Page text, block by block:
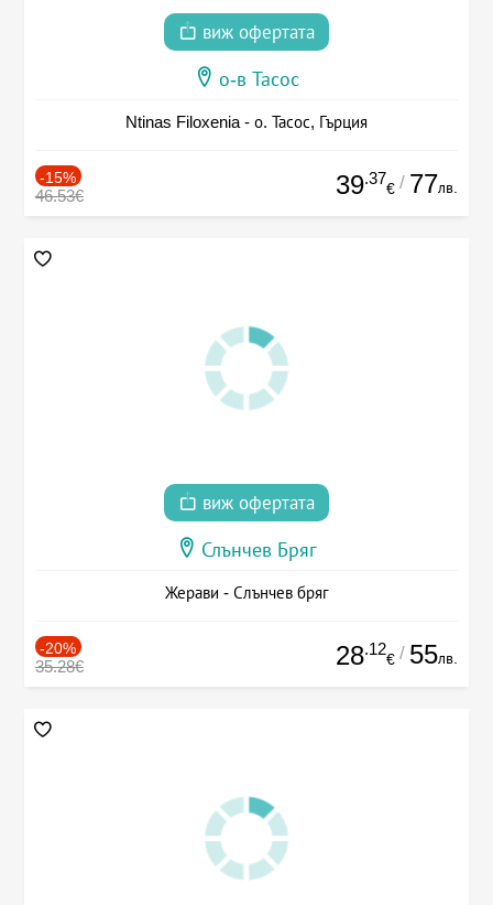
виж офертата
о-в Тасос
Ntinas Filoxenia - о. Тасос, Гърция
-15%
46.53€ 39.37
€ / 77лв.
виж офертата
Слънчев Бряг
Жерави - Слънчев бряг
-20%
35.28€ 28.12
€ / 55лв.